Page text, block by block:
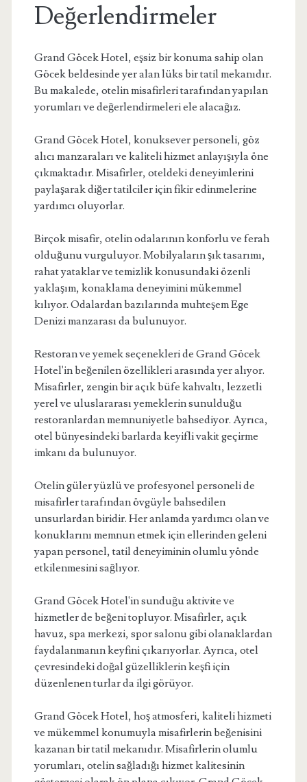
Değerlendirmeler
Grand Göcek Hotel, eşsiz bir konuma sahip olan
Göcek beldesinde yer alan lüks bir tatil mekanıdır.
Bu makalede, otelin misafirleri tarafından yapılan
yorumları ve değerlendirmeleri ele alacağız.
Grand Göcek Hotel, konuksever personeli, göz
alıcı manzaraları ve kaliteli hizmet anlayışıyla öne
çıkmaktadır. Misafirler, oteldeki deneyimlerini
paylaşarak diğer tatilciler için fikir edinmelerine
yardımcı oluyorlar.
Birçok misafir, otelin odalarının konforlu ve ferah
olduğunu vurguluyor. Mobilyaların şık tasarımı,
rahat yataklar ve temizlik konusundaki özenli
yaklaşım, konaklama deneyimini mükemmel
kılıyor. Odalardan bazılarında muhteşem Ege
Denizi manzarası da bulunuyor.
Restoran ve yemek seçenekleri de Grand Göcek
Hotel'in beğenilen özellikleri arasında yer alıyor.
Misafirler, zengin bir açık büfe kahvaltı, lezzetli
yerel ve uluslararası yemeklerin sunulduğu
restoranlardan memnuniyetle bahsediyor. Ayrıca,
otel bünyesindeki barlarda keyifli vakit geçirme
imkanı da bulunuyor.
Otelin güler yüzlü ve profesyonel personeli de
misafirler tarafından övgüyle bahsedilen
unsurlardan biridir. Her anlamda yardımcı olan ve
konuklarını memnun etmek için ellerinden geleni
yapan personel, tatil deneyiminin olumlu yönde
etkilenmesini sağlıyor.
Grand Göcek Hotel'in sunduğu aktivite ve
hizmetler de beğeni topluyor. Misafirler, açık
havuz, spa merkezi, spor salonu gibi olanaklardan
faydalanmanın keyfini çıkarıyorlar. Ayrıca, otel
çevresindeki doğal güzelliklerin keşfi için
düzenlenen turlar da ilgi görüyor.
Grand Göcek Hotel, hoş atmosferi, kaliteli hizmeti
ve mükemmel konumuyla misafirlerin beğenisini
kazanan bir tatil mekanıdır. Misafirlerin olumlu
yorumları, otelin sağladığı hizmet kalitesinin